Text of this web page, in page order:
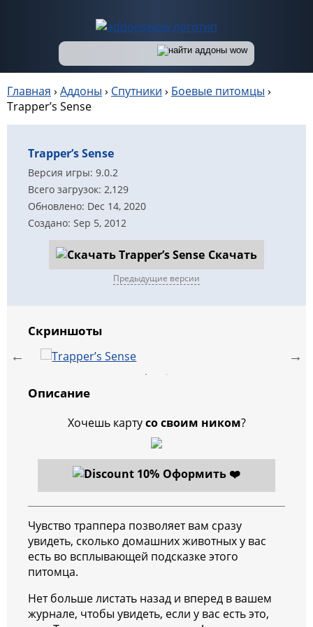
Главная › Аддоны › Спутники › Боевые питомцы ›
Trapper’s Sense
Trapper’s Sense
Версия игры: 9.0.2
Всего загрузок: 2,129
Обновлено: Dec 14, 2020
Создано: Sep 5, 2012
Скачать
Предыдущие версии
Скриншоты
Описание
Хочешь картусо своим ником?
Оформить ❤️
Чувство траппера позволяет вам сразу
увидеть, сколько домашних животных у вас
есть во всплывающей подсказке этого
питомца.
Нет больше листать назад и вперед в вашем
журнале, чтобы увидеть, если у вас есть это,